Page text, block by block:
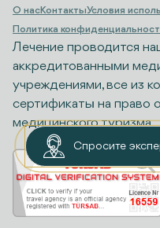
О насКонтактыУсловия
Политика
Лечение проводится
аккредитованными
учреждениями, все из
сертификаты на право
медицинского туризма.
Спросите